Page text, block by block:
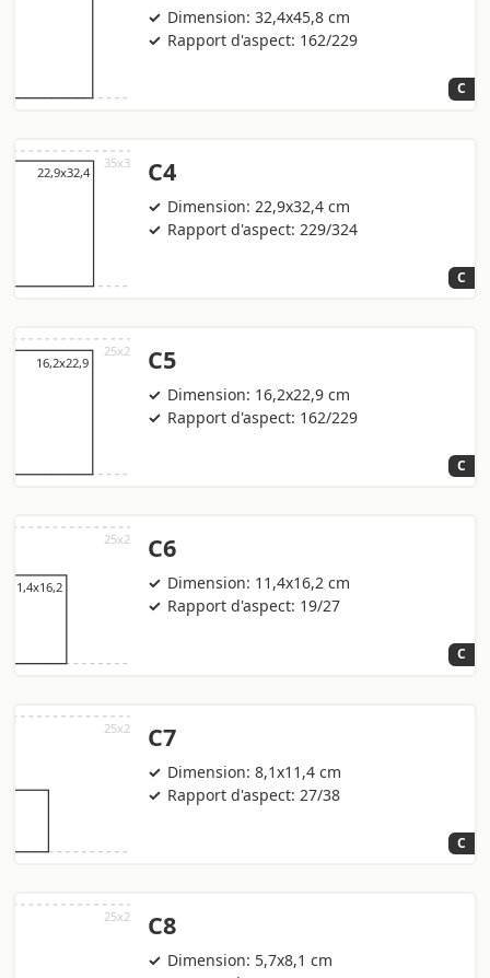
Dimension: 32,4x45,8 cm
Rapport d'aspect: 162/229
C
C4
Dimension: 22,9x32,4 cm
Rapport d'aspect: 229/324
C
C5
Dimension: 16,2x22,9 cm
Rapport d'aspect: 162/229
C
C6
Dimension: 11,4x16,2 cm
Rapport d'aspect: 19/27
C
C7
Dimension: 8,1x11,4 cm
Rapport d'aspect: 27/38
C
C8
Dimension: 5,7x8,1 cm